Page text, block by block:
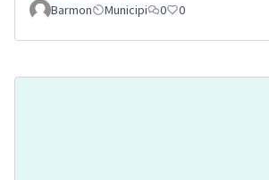
Barmon
Municipi 0 0